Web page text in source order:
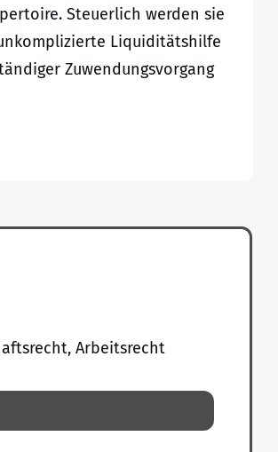
Steuerlich werden sie
Liquiditätshilfe
Zuwendungsvorgang
Arbeitsrecht